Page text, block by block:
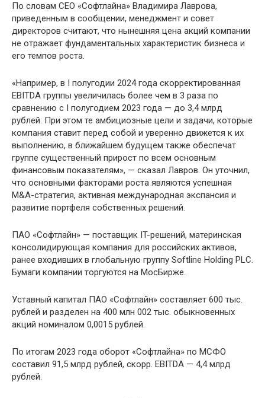
По словам СЕО «Софтлайна» Владимира Лаврова,
приведенным в сообщении, менеджмент и совет
директоров считают, что нынешняя цена акций компании
не отражает фундаментальных характеристик бизнеса и
его темпов роста.
«Например, в I полугодии 2024 года скорректированная
EBITDA группы увеличилась более чем в 3 раза по
сравнению с I полугодием 2023 года — до 3,4 млрд
рублей. При этом те амбициозные цели и задачи, которые
компания ставит перед собой и уверенно движется к их
выполнению, в ближайшем будущем также обеспечат
группе существенный прирост по всем основным
финансовым показателям», — сказал Лавров. Он уточнил,
что основными факторами роста являются успешная
M&A-стратегия, активная международная экспансия и
развитие портфеля собственных решений.
ПАО «Софтлайн» — поставщик IT-решений, материнская
консолидирующая компания для российских активов,
ранее входивших в глобальную группу Softline Holding PLC.
Бумаги компании торгуются на МосБирже.
Уставный капитал ПАО «Софтлайн» составляет 600 тыс.
рублей и разделен на 400 млн 002 тыс. обыкновенных
акций номиналом 0,0015 рублей.
По итогам 2023 года оборот «Софтлайна» по МСФО
составил 91,5 млрд рублей, скорр. EBITDA — 4,4 млрд
рублей.